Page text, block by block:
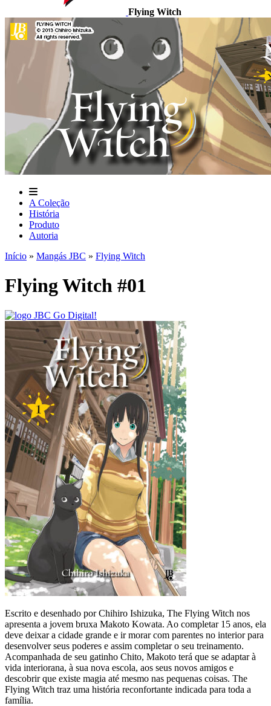
Flying Witch
A Coleção
História
Produto
Autoria
Início » Mangás JBC » Flying Witch
Flying Witch #01
Escrito e desenhado por Chihiro Ishizuka, The Flying Witch nos
apresenta a jovem bruxa Makoto Kowata. Ao completar 15 anos, ela
deve deixar a cidade grande e ir morar com parentes no interior para
desenvolver seus poderes e assim completar o seu treinamento.
Acompanhada de seu gatinho Chito, Makoto terá que se adaptar à
vida interiorana, à sua nova escola, aos seus novos amigos e
descobrir que existe magia até mesmo nas pequenas coisas. The
Flying Witch traz uma história reconfortante indicada para toda a
família.